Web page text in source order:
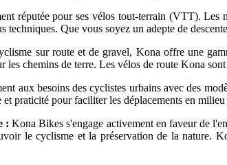
réputée pour ses vélos tout-terrain (VTT).
techniques. Que vous soyez un adepte de
sur route et de gravel, Kona offre une
les chemins de terre. Les vélos de route Kona
aux besoins des cyclistes urbains avec des
praticité pour faciliter les déplacements en
: Kona Bikes s'engage activement en faveur de
le cyclisme et la préservation de la